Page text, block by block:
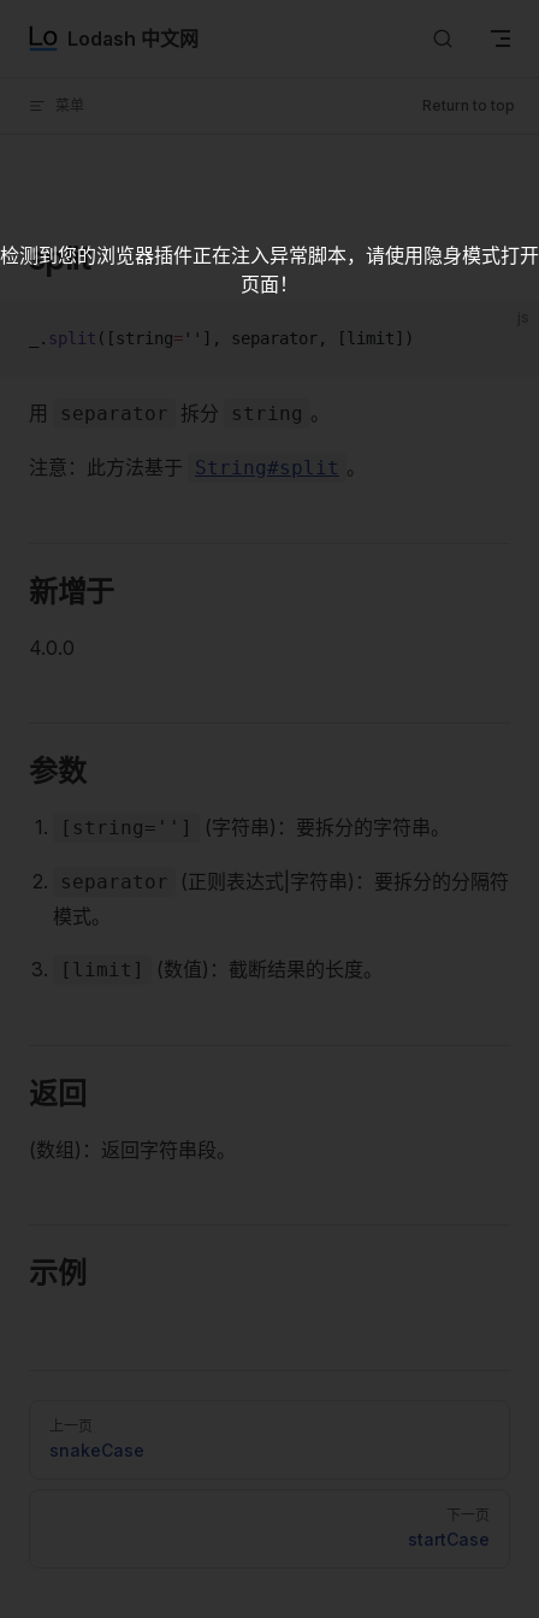
Skip to content
Lodash 中文网
菜单 Return to top
split
_. split ([string= '' ], separator, [limit])
用 separator 拆分 string 。
注意：此方法基于 String#split 。
新增于
4.0.0
参数
[string=''] (字符串)：要拆分的字符串。
separator
(正则表达式|字符串)：要拆分的分隔符
模式。
[limit] (数值)：截断结果的长度。
返回
(数组)：返回字符串段。
示例
Pager
上一页
snakeCase
下一页
startCase
检测到您的浏览器插件正在注入异常脚本，请使用隐身模式打开
页面！